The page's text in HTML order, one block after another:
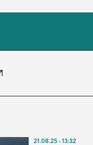
21.08.25 13:32